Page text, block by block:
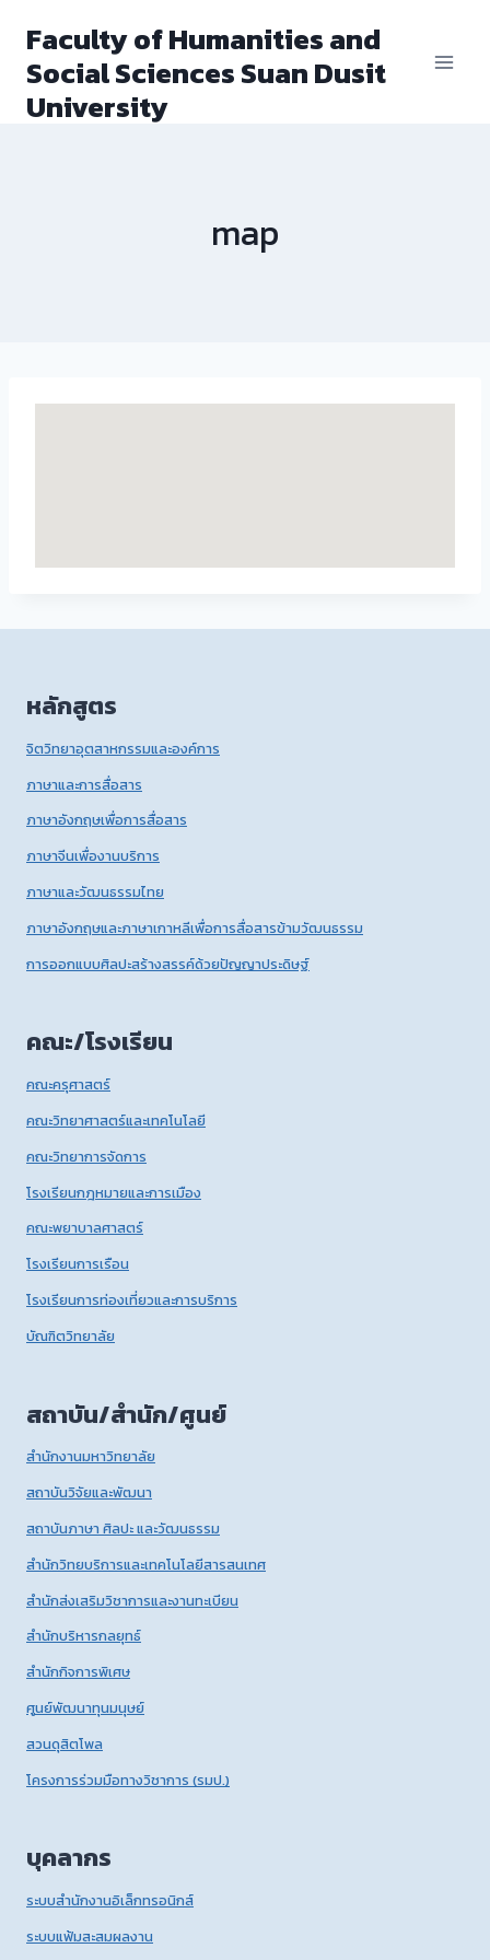
content
Faculty of Humanities and
Social Sciences Suan Dusit
University
map
หลักสูตร
จิตวิทยาอุตสาหกรรมและองค์การ
ภาษาและการสื่อสาร
ภาษาอังกฤษเพื่อการสื่อสาร
ภาษาจีนเพื่องานบริการ
ภาษาและวัฒนธรรมไทย
ภาษาอังกฤษและภาษาเกาหลีเพื่อการสื่อสารข้ามวัฒนธรรม
การออกแบบศิลปะสร้างสรรค์ด้วยปัญญาประดิษฐ์
คณะ/โรงเรียน
คณะครุศาสตร์
คณะวิทยาศาสตร์และเทคโนโลยี
คณะวิทยาการจัดการ
โรงเรียนกฎหมายและการเมือง
คณะพยาบาลศาสตร์
โรงเรียนการเรือน
โรงเรียนการท่องเที่ยวและการบริการ
บัณฑิตวิทยาลัย
สถาบัน/สำนัก/ศูนย์
สำนักงานมหาวิทยาลัย
สถาบันวิจัยและพัฒนา
สถาบันภาษา ศิลปะ และวัฒนธรรม
สำนักวิทยบริการและเทคโนโลยีสารสนเทศ
สำนักส่งเสริมวิชาการและงานทะเบียน
สำนักบริหารกลยุทธ์
สำนักกิจการพิเศษ
ศูนย์พัฒนาทุนมนุษย์
สวนดุสิตโพล
โครงการร่วมมือทางวิชาการ (รมป.)
บุคลากร
ระบบสำนักงานอิเล็กทรอนิกส์
ระบบแฟ้มสะสมผลงาน